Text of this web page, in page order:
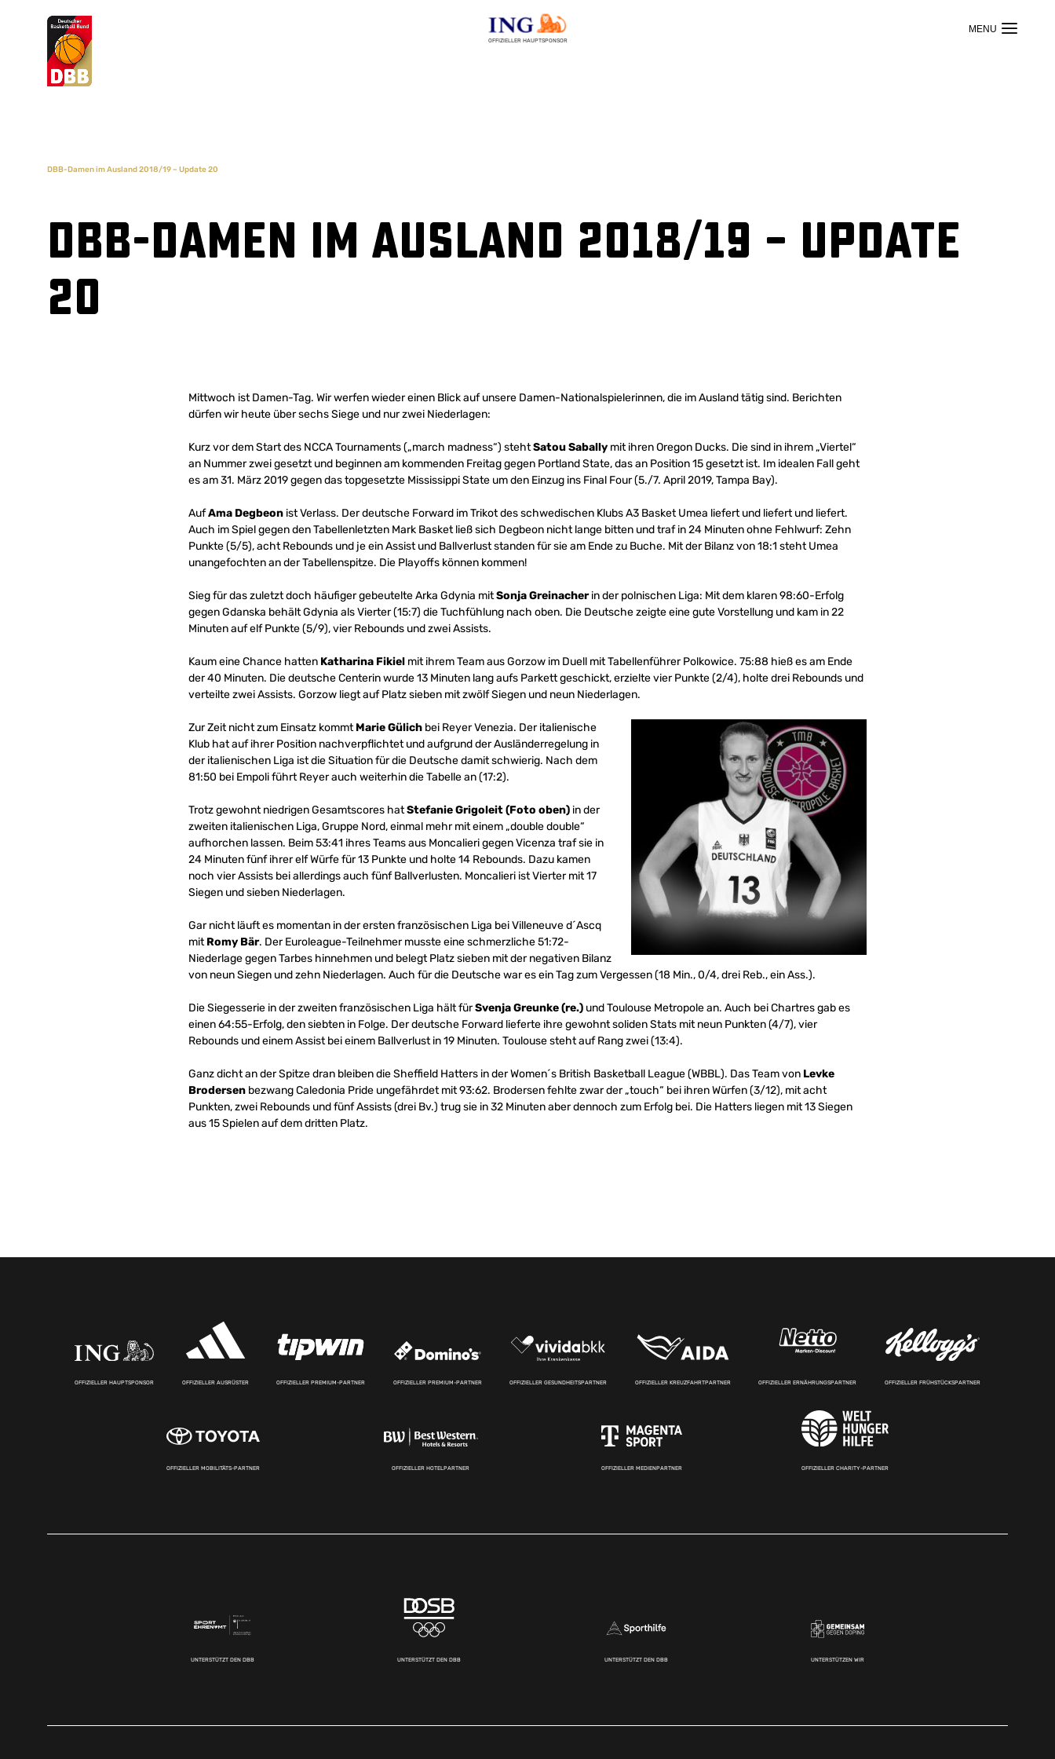
OFFIZIELLER HAUPTSPONSOR
Suchvorschläge
DBB-Damen im Ausland 2018/19 – Update 20
DBB-Damen im Ausland 2018/19 – Update
20
Mittwoch ist Damen-Tag. Wir werfen wieder einen Blick auf unsere Damen-Nationalspielerinnen, die im Ausland tätig sind. Berichten
dürfen wir heute über sechs Siege und nur zwei Niederlagen:
Kurz vor dem Start des NCCA Tournaments („march madness“) stehtSatou Sabally mit ihren Oregon Ducks. Die sind in ihrem „Viertel“
an Nummer zwei gesetzt und beginnen am kommenden Freitag gegen Portland State, das an Position 15 gesetzt ist. Im idealen Fall geht
es am 31. März 2019 gegen das topgesetzte Mississippi State um den Einzug ins Final Four (5./7. April 2019, Tampa Bay).
AufAma Degbeon ist Verlass. Der deutsche Forward im Trikot des schwedischen Klubs A3 Basket Umea liefert und liefert und liefert.
Auch im Spiel gegen den Tabellenletzten Mark Basket ließ sich Degbeon nicht lange bitten und traf in 24 Minuten ohne Fehlwurf: Zehn
Punkte (5/5), acht Rebounds und je ein Assist und Ballverlust standen für sie am Ende zu Buche. Mit der Bilanz von 18:1 steht Umea
unangefochten an der Tabellenspitze. Die Playoffs können kommen!
Sieg für das zuletzt doch häufiger gebeutelte Arka Gdynia mitSonja Greinacherin der polnischen Liga: Mit dem klaren 98:60-Erfolg
gegen Gdanska behält Gdynia als Vierter (15:7) die Tuchfühlung nach oben. Die Deutsche zeigte eine gute Vorstellung und kam in 22
Minuten auf elf Punkte (5/9), vier Rebounds und zwei Assists.
Kaum eine Chance hatten Katharina Fikiel mit ihrem Team aus Gorzow im Duell mit Tabellenführer Polkowice. 75:88 hieß es am Ende
der 40 Minuten. Die deutsche Centerin wurde 13 Minuten lang aufs Parkett geschickt, erzielte vier Punkte (2/4), holte drei Rebounds und
verteilte zwei Assists. Gorzow liegt auf Platz sieben mit zwölf Siegen und neun Niederlagen.
Zur Zeit nicht zum Einsatz kommtMarie Gülich bei Reyer Venezia. Der italienische
Klub hat auf ihrer Position nachverpflichtet und aufgrund der Ausländerregelung in
der italienischen Liga ist die Situation für die Deutsche damit schwierig. Nach dem
81:50 bei Empoli führt Reyer auch weiterhin die Tabelle an (17:2).
Trotz gewohnt niedrigen Gesamtscores hatStefanie Grigoleit (Foto oben) in der
zweiten italienischen Liga, Gruppe Nord, einmal mehr mit einem „double double“
aufhorchen lassen. Beim 53:41 ihres Teams aus Moncalieri gegen Vicenza traf sie in
24 Minuten fünf ihrer elf Würfe für 13 Punkte und holte 14 Rebounds. Dazu kamen
noch vier Assists bei allerdings auch fünf Ballverlusten. Moncalieri ist Vierter mit 17
Siegen und sieben Niederlagen.
Gar nicht läuft es momentan in der ersten französischen Liga bei Villeneuve d´Ascq
mitRomy Bär. Der Euroleague-Teilnehmer musste eine schmerzliche 51:72-
Niederlage gegen Tarbes hinnehmen und belegt Platz sieben mit der negativen Bilanz
von neun Siegen und zehn Niederlagen. Auch für die Deutsche war es ein Tag zum Vergessen (18 Min., 0/4, drei Reb., ein Ass.).
Die Siegesserie in der zweiten französischen Liga hält fürSvenja Greunke (re.) und Toulouse Metropole an. Auch bei Chartres gab es
einen 64:55-Erfolg, den siebten in Folge. Der deutsche Forward lieferte ihre gewohnt soliden Stats mit neun Punkten (4/7), vier
Rebounds und einem Assist bei einem Ballverlust in 19 Minuten. Toulouse steht auf Rang zwei (13:4).
Ganz dicht an der Spitze dran bleiben die Sheffield Hatters in der Women´s British Basketball League (WBBL). Das Team von Levke
Brodersen bezwang Caledonia Pride ungefährdet mit 93:62. Brodersen fehlte zwar der „touch“ bei ihren Würfen (3/12), mit acht
Punkten, zwei Rebounds und fünf Assists (drei Bv.) trug sie in 32 Minuten aber dennoch zum Erfolg bei. Die Hatters liegen mit 13 Siegen
aus 15 Spielen auf dem dritten Platz.
OFFIZIELLER HAUPTSPONSOR OFFIZIELLER AUSRÜSTER OFFIZIELLER PREMIUM-PARTNER OFFIZIELLER PREMIUM-PARTNER OFFIZIELLER GESUNDHEITSPARTNER OFFIZIELLER KREUZFAHRTPARTNER OFFIZIELLER ERNÄHRUNGSPARTNER OFFIZIELLER FRÜHSTÜCKSPARTNER
OFFIZIELLER MOBILITÄTS-PARTNER OFFIZIELLER HOTELPARTNER OFFIZIELLER MEDIENPARTNER OFFIZIELLER CHARITY-PARTNER
UNTERSTÜTZT DEN DBB UNTERSTÜTZT DEN DBB UNTERSTÜTZT DEN DBB UNTERSTÜTZEN WIR